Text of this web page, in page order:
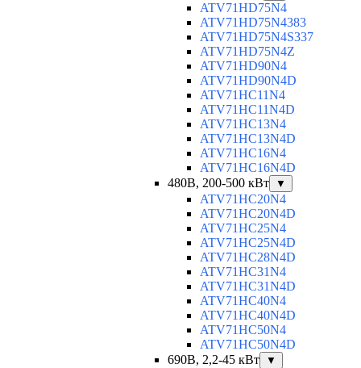
ATV71HD75N4
ATV71HD75N4383
ATV71HD75N4S337
ATV71HD75N4Z
ATV71HD90N4
ATV71HD90N4D
ATV71HC11N4
ATV71HC11N4D
ATV71HC13N4
ATV71HC13N4D
ATV71HC16N4
ATV71HC16N4D
480В, 200-500 кВт
▼
ATV71HC20N4
ATV71HC20N4D
ATV71HC25N4
ATV71HC25N4D
ATV71HC28N4D
ATV71HC31N4
ATV71HC31N4D
ATV71HC40N4
ATV71HC40N4D
ATV71HC50N4
ATV71HC50N4D
690В, 2,2-45 кВт
▼